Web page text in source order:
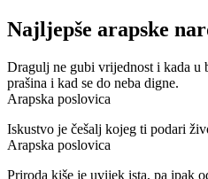
Najljepše arapske
Dragulj ne gubi vrijednost i kada u
prašina i kad se do neba digne.
Arapska poslovica
Iskustvo je češalj kojeg ti podari
Arapska poslovica
Priroda kiše je uvijek ista, pa ipak